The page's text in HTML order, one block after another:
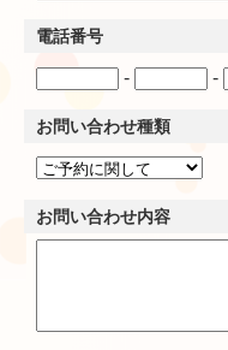
電話番号
- -
お問い合わせ種類
お問い合わせ内容